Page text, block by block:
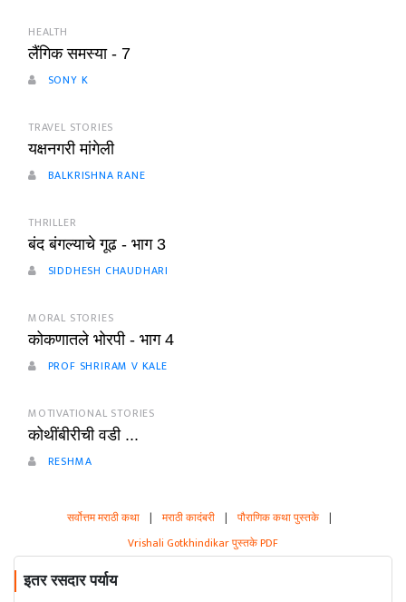
HEALTH
लैंगिक समस्या - 7
SONY K
TRAVEL STORIES
यक्षनगरी मांगेली
BALKRISHNA RANE
THRILLER
बंद बंगल्याचे गूढ - भाग 3
SIDDHESH CHAUDHARI
MORAL STORIES
कोकणातले भोरपी - भाग 4
PROF SHRIRAM V KALE
MOTIVATIONAL STORIES
कोथींबीरीची वडी ...
RESHMA
सर्वोत्तम मराठी कथा | मराठी कादंबरी | पौराणिक कथा पुस्तके |
Vrishali Gotkhindikar पुस्तके PDF
इतर रसदार पर्याय